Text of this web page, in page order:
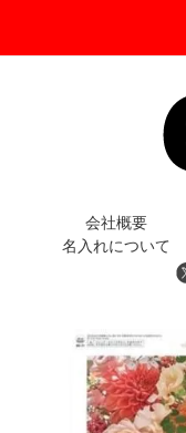
会社概要
名入れについて